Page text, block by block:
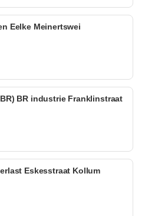
Eelke Meinertswei
BR industrie Franklinstraat
Eskesstraat Kollum